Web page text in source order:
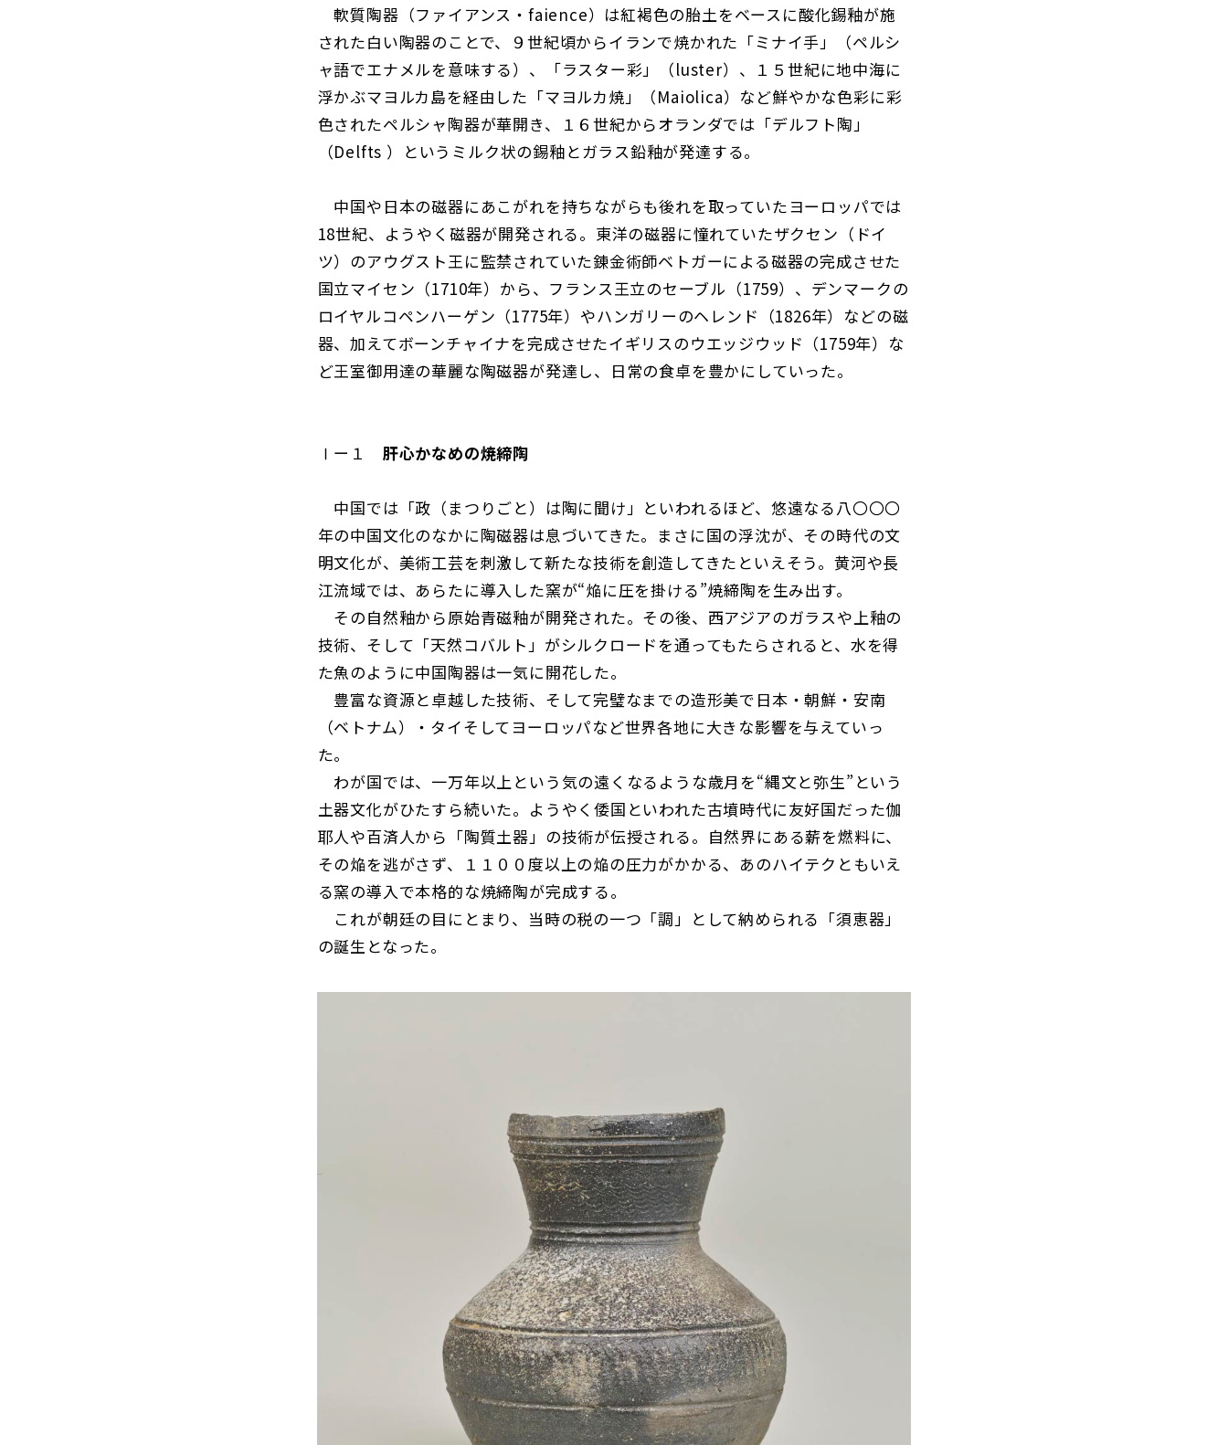
軟質陶器（ファイアンス・faience）は紅褐色の胎土をベースに酸化錫釉が施
された白い陶器のことで、９世紀頃からイランで焼かれた「ミナイ手」（ペルシ
ャ語でエナメルを意味する）、「ラスター彩」（luster）、１５世紀に地中海に
浮かぶマヨルカ島を経由した「マヨルカ焼」（Maiolica）など鮮やかな色彩に彩
色されたペルシャ陶器が華開き、１６世紀からオランダでは「デルフト陶」
（Delfts ）というミルク状の錫釉とガラス鉛釉が発達する。
中国や日本の磁器にあこがれを持ちながらも後れを取っていたヨーロッパでは
18世紀、ようやく磁器が開発される。東洋の磁器に憧れていたザクセン（ドイ
ツ）のアウグスト王に監禁されていた錬金術師ベトガーによる磁器の完成させた
国立マイセン（1710年）から、フランス王立のセーブル（1759）、デンマークの
ロイヤルコペンハーゲン（1775年）やハンガリーのヘレンド（1826年）などの磁
器、加えてボーンチャイナを完成させたイギリスのウエッジウッド（1759年）な
ど王室御用達の華麗な陶磁器が発達し、日常の食卓を豊かにしていった。
Ⅰー１ 肝心かなめの焼締陶
中国では「政（まつりごと）は陶に聞け」といわれるほど、悠遠なる八〇〇〇
年の中国文化のなかに陶磁器は息づいてきた。まさに国の浮沈が、その時代の文
明文化が、美術工芸を刺激して新たな技術を創造してきたといえそう。黄河や長
江流域では、あらたに導入した窯が“焔に圧を掛ける”焼締陶を生み出す。
その自然釉から原始青磁釉が開発された。その後、西アジアのガラスや上釉の
技術、そして「天然コバルト」がシルクロードを通ってもたらされると、水を得
た魚のように中国陶器は一気に開花した。
豊富な資源と卓越した技術、そして完璧なまでの造形美で日本・朝鮮・安南
（ベトナム）・タイそしてヨーロッパなど世界各地に大きな影響を与えていっ
た。
わが国では、一万年以上という気の遠くなるような歳月を“縄文と弥生”という
土器文化がひたすら続いた。ようやく倭国といわれた古墳時代に友好国だった伽
耶人や百済人から「陶質土器」の技術が伝授される。自然界にある薪を燃料に、
その焔を逃がさず、１１００度以上の焔の圧力がかかる、あのハイテクともいえ
る窯の導入で本格的な焼締陶が完成する。
これが朝廷の目にとまり、当時の税の一つ「調」として納められる「須恵器」
の誕生となった。